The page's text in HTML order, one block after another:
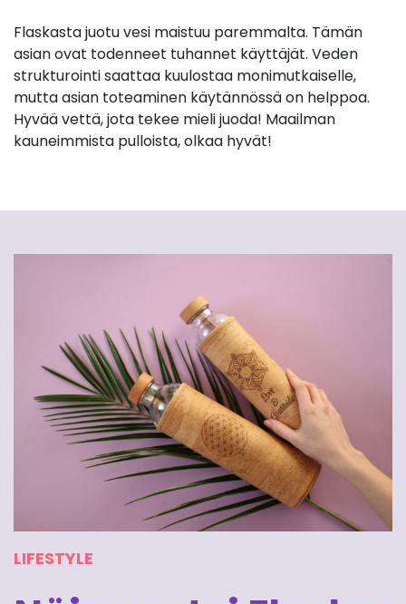
Flaskasta juotu vesi maistuu paremmalta. Tämän
asian ovat todenneet tuhannet käyttäjät. Veden
strukturointi saattaa kuulostaa monimutkaiselle,
mutta asian toteaminen käytännössä on helppoa.
Hyvää vettä, jota tekee mieli juoda! Maailman
kauneimmista pulloista, olkaa hyvät!
LIFESTYLE